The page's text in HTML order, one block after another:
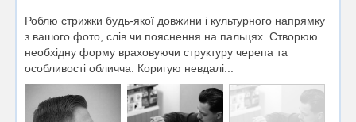
Роблю стрижки будь-якої довжини i культурного напрямку
з вашого фото, слiв чи пояснення на пальцях. Створюю
необхiдну форму враховуючи структуру черепа та
особливостi обличча. Коригую невдалi...